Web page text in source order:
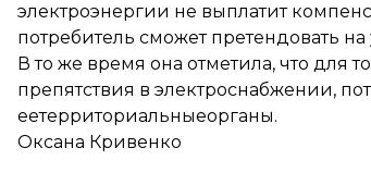
электроэнергии не выплатит
потребитель сможет претендовать
В то же время она отметила, что для
препятствия в электроснабжении,
еетерриториальныеорганы.
Оксана Кривенко